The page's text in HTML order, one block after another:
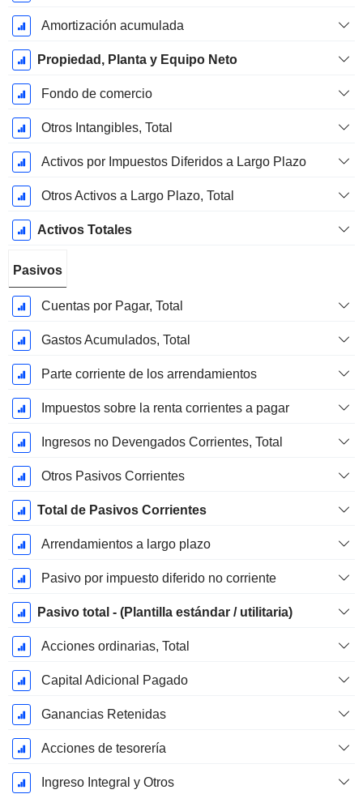
Amortización acumulada
Propiedad, Planta y Equipo Neto
Fondo de comercio
Otros Intangibles, Total
Activos por Impuestos Diferidos a Largo Plazo
Otros Activos a Largo Plazo, Total
Activos Totales
Pasivos
Cuentas por Pagar, Total
Gastos Acumulados, Total
Parte corriente de los arrendamientos
Impuestos sobre la renta corrientes a pagar
Ingresos no Devengados Corrientes, Total
Otros Pasivos Corrientes
Total de Pasivos Corrientes
Arrendamientos a largo plazo
Pasivo por impuesto diferido no corriente
Pasivo total - (Plantilla estándar / utilitaria)
Acciones ordinarias, Total
Capital Adicional Pagado
Ganancias Retenidas
Acciones de tesorería
Ingreso Integral y Otros